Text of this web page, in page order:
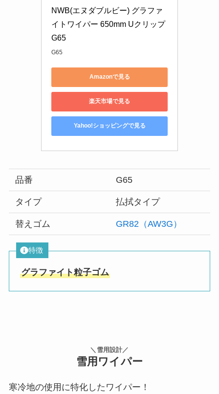
NWB(エヌダブルビー) グラファ
イトワイパー 650mm Uクリップ
G65
G65
Amazonで見る
楽天市場で見る
Yahoo!ショッピングで見る
品番 G65
タイプ 払拭タイプ
替えゴム GR82（AW3G）
特徴
グラファイト粒子ゴム
＼雪用設計／
雪用ワイパー
寒冷地の使用に特化したワイパー！